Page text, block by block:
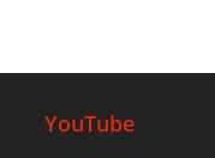
YouTube